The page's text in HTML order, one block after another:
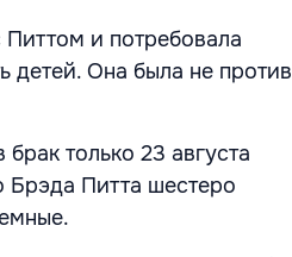
и потребовала
детей. Она была не против
только 23 августа
Брэда Питта шестеро